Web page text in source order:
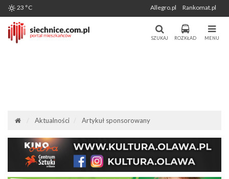
Miasto i Gmina Siechnice - Portal
Mieszkańców. Aktualności, forum,
Portal Mieszkańców Siechnic
Wygenerowano: 08-08-2026
23 °C Allegro.pl Rankomat.pl
MENU
ROZKŁAD
SZUKAJ
Aktualności Artykuł sponsorowany